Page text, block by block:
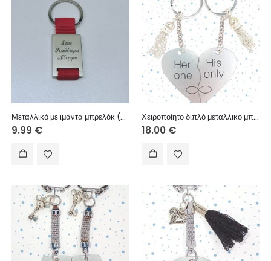
Μεταλλικό με ιμάντα μπρελόκ (χάραξη μία πλευρά – κείμενο επιλογής σας)
9.99 €
Χειροποίητο διπλό μεταλλικό μπρελόκ με ασημένιες φούντες.
18.00 €